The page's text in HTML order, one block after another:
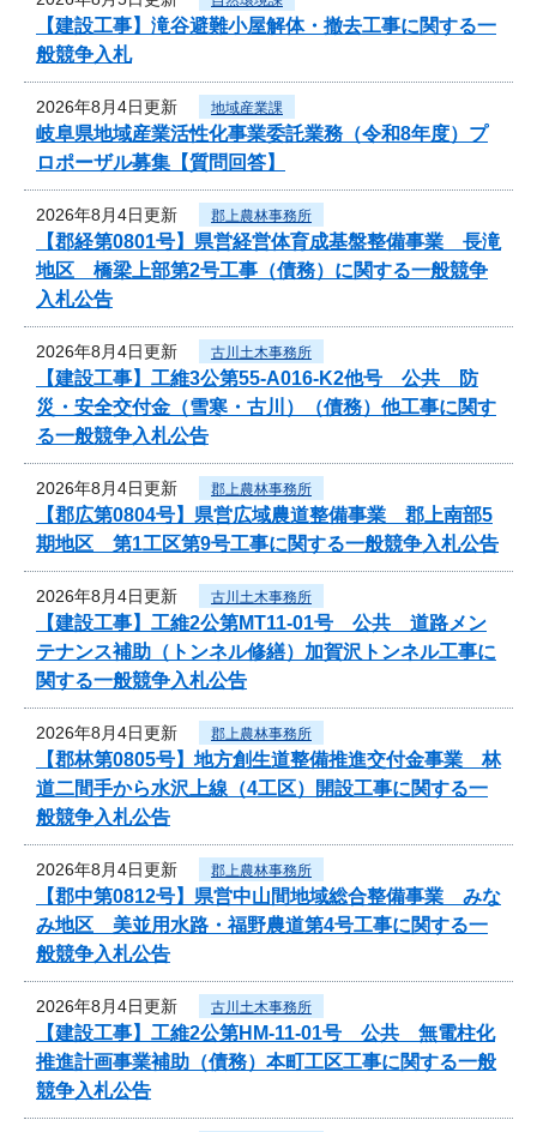
【建設工事】滝谷避難小屋解体・撤去工事に関する一
般競争入札
2026年8月4日更新 地域産業課
岐阜県地域産業活性化事業委託業務（令和8年度）プ
ロポーザル募集【質問回答】
2026年8月4日更新 郡上農林事務所
【郡経第0801号】県営経営体育成基盤整備事業 長滝
地区 橋梁上部第2号工事（債務）に関する一般競争
入札公告
2026年8月4日更新 古川土木事務所
【建設工事】工維3公第55-A016-K2他号 公共 防
災・安全交付金（雪寒・古川）（債務）他工事に関す
る一般競争入札公告
2026年8月4日更新 郡上農林事務所
【郡広第0804号】県営広域農道整備事業 郡上南部5
期地区 第1工区第9号工事に関する一般競争入札公告
2026年8月4日更新 古川土木事務所
【建設工事】工維2公第MT11-01号 公共 道路メン
テナンス補助（トンネル修繕）加賀沢トンネル工事に
関する一般競争入札公告
2026年8月4日更新 郡上農林事務所
【郡林第0805号】地方創生道整備推進交付金事業 林
道二間手から水沢上線（4工区）開設工事に関する一
般競争入札公告
2026年8月4日更新 郡上農林事務所
【郡中第0812号】県営中山間地域総合整備事業 みな
み地区 美並用水路・福野農道第4号工事に関する一
般競争入札公告
2026年8月4日更新 古川土木事務所
【建設工事】工維2公第HM-11-01号 公共 無電柱化
推進計画事業補助（債務）本町工区工事に関する一般
競争入札公告